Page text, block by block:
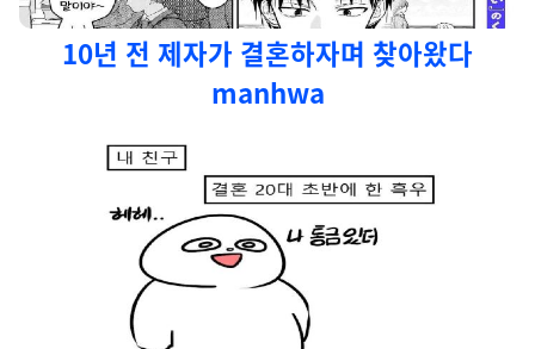
10년 전 제자가 결혼하자며 찾아왔다
manhwa